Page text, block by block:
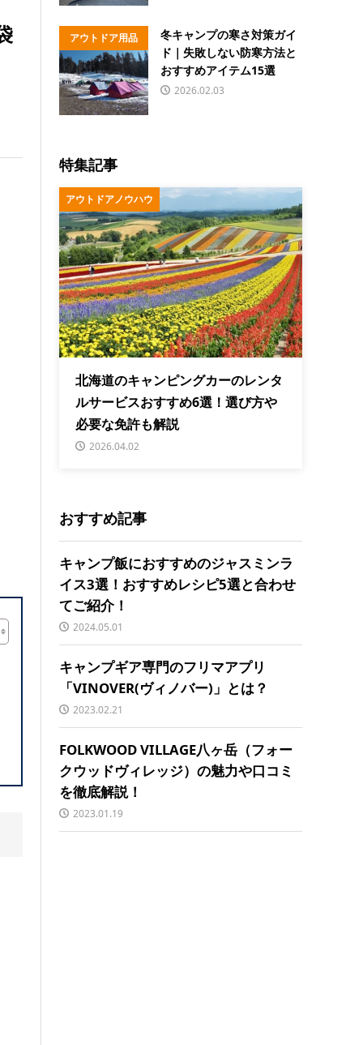
アウトドア用品
冬キャンプの寒さ対策ガイ
ド｜失敗しない防寒方法と
おすすめアイテム15選
2026.02.03
特集記事
アウトドアノウハウ
北海道のキャンピングカーのレンタ
ルサービスおすすめ6選！選び方や
必要な免許も解説
2026.04.02
おすすめ記事
キャンプ飯におすすめのジャスミンラ
イス3選！おすすめレシピ5選と合わせ
てご紹介！
2024.05.01
キャンプギア専門のフリマアプリ
「VINOVER(ヴィノバー)」とは？
2023.02.21
FOLKWOOD VILLAGE八ヶ岳（フォー
クウッドヴィレッジ）の魅力や口コミ
を徹底解説！
2023.01.19